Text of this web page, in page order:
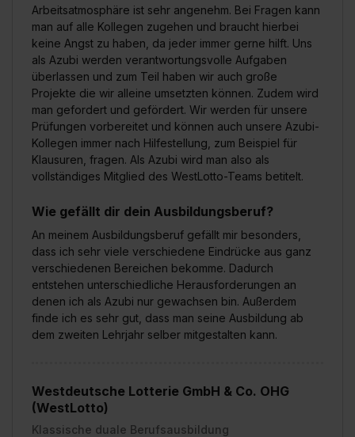
Arbeitsatmosphäre ist sehr angenehm. Bei Fragen kann
man auf alle Kollegen zugehen und braucht hierbei
keine Angst zu haben, da jeder immer gerne hilft. Uns
als Azubi werden verantwortungsvolle Aufgaben
überlassen und zum Teil haben wir auch große
Projekte die wir alleine umsetzten können. Zudem wird
man gefordert und gefördert. Wir werden für unsere
Prüfungen vorbereitet und können auch unsere Azubi-
Kollegen immer nach Hilfestellung, zum Beispiel für
Klausuren, fragen. Als Azubi wird man also als
vollständiges Mitglied des WestLotto-Teams betitelt.
Wie gefällt dir dein Ausbildungsberuf?
An meinem Ausbildungsberuf gefällt mir besonders,
dass ich sehr viele verschiedene Eindrücke aus ganz
verschiedenen Bereichen bekomme. Dadurch
entstehen unterschiedliche Herausforderungen an
denen ich als Azubi nur gewachsen bin. Außerdem
finde ich es sehr gut, dass man seine Ausbildung ab
dem zweiten Lehrjahr selber mitgestalten kann.
Westdeutsche Lotterie GmbH & Co. OHG
(WestLotto)
Klassische duale Berufsausbildung